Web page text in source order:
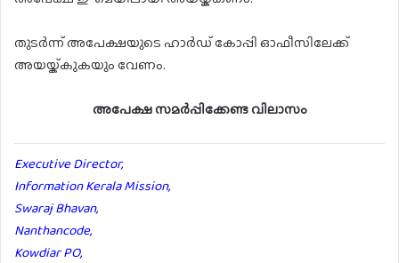
തുടർന്ന് അപേക്ഷയുടെ ഹാർഡ് കോപ്പി ഓഫീസിലേക്ക്
അയയ്ക്കുകയും വേണം.
അപേക്ഷ സമർപ്പിക്കേണ്ട വിലാസം
Executive Director,
Information Kerala Mission,
Swaraj Bhavan,
Nanthancode,
Kowdiar PO,